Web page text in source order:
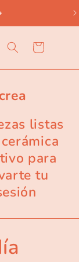
Carrito
listas
para
tu